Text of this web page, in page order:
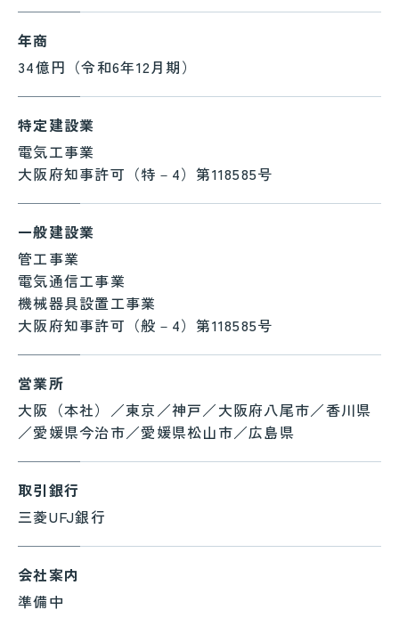
年商
34億円（令和6年12月期）
特定建設業
電気工事業
大阪府知事許可（特－4）第118585号
一般建設業
管工事業
電気通信工事業
機械器具設置工事業
大阪府知事許可（般－4）第118585号
営業所
大阪（本社）／東京／神戸／大阪府八尾市／香川県
／愛媛県今治市／愛媛県松山市／広島県
取引銀行
三菱UFJ銀行
会社案内
準備中